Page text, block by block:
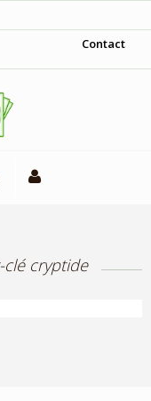
Contact
clé cryptide